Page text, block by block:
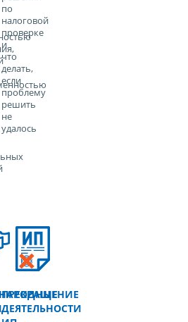
по
налоговой
проверке
и
что
делать,
если
проблему
решить
не
удалось
ПРЕКРАЩЕНИЕ
ДЕЯТЕЛЬНОСТИ